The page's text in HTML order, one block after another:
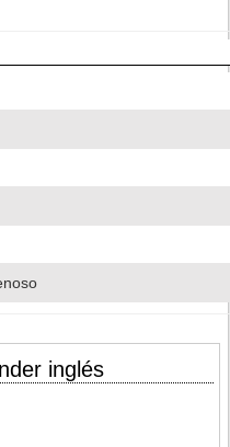
inglés